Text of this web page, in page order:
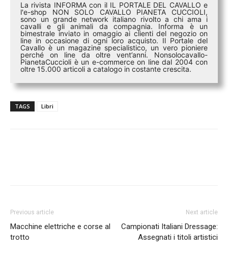
La rivista INFORMA con il IL PORTALE DEL CAVALLO e
l'e-shop NON SOLO CAVALLO PIANETA CUCCIOLI,
sono un grande network italiano rivolto a chi ama i
cavalli e gli animali da compagnia. Informa è un
bimestrale inviato in omaggio ai clienti del negozio on
line in occasione di ogni loro acquisto. Il Portale del
Cavallo è un magazine specialistico, un vero pioniere
perché on line da oltre vent’anni. Nonsolocavallo-
PianetaCuccioli è un e-commerce on line dal 2004 con
oltre 15.000 articoli a catalogo in costante crescita.
TAGS Libri
Previous article
Macchine elettriche e corse al
trotto
Next article
Campionati Italiani Dressage:
Assegnati i titoli artistici